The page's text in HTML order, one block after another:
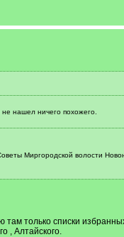
нашел ничего похожего.
Миргородской волости
только списки
, Алтайского.